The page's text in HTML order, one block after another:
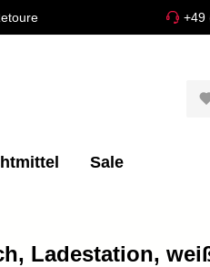
+49
Sale
Ladestation,